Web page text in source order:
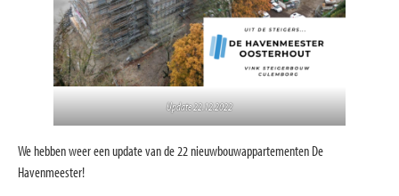
Update 22.12.2022
We hebben weer een update van de 22 nieuwbouwappartementen De
Havenmeester!